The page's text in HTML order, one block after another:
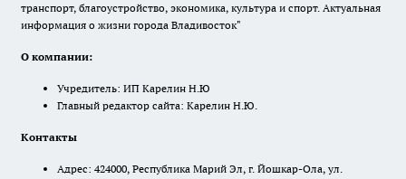
транспорт, благоустройство, экономика, культура и спорт. Актуальная
информация о жизни города Владивосток"
О компании:
Учредитель: ИП Карелин Н.Ю
Главный редактор сайта: Карелин Н.Ю.
Контакты
Адрес: 424000, Республика Марий Эл, г. Йошкар-Ола, ул.